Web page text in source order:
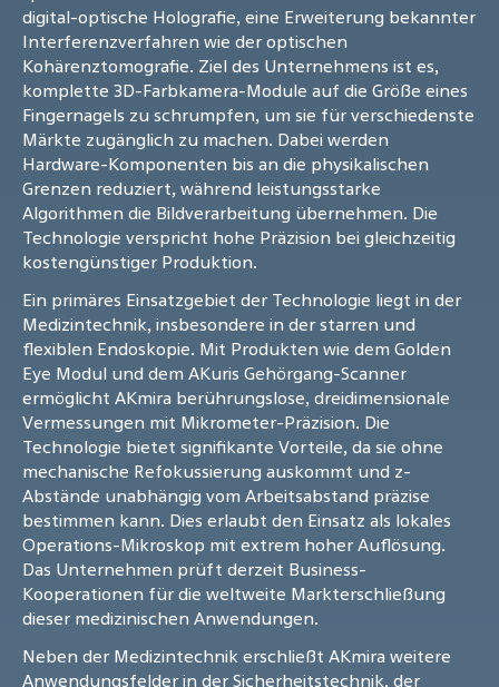
digital-optische Holografie, eine Erweiterung bekannter
Interferenzverfahren wie der optischen
Kohärenztomografie. Ziel des Unternehmens ist es,
komplette 3D-Farbkamera-Module auf die Größe eines
Fingernagels zu schrumpfen, um sie für verschiedenste
Märkte zugänglich zu machen. Dabei werden
Hardware-Komponenten bis an die physikalischen
Grenzen reduziert, während leistungsstarke
Algorithmen die Bildverarbeitung übernehmen. Die
Technologie verspricht hohe Präzision bei gleichzeitig
kostengünstiger Produktion.
Ein primäres Einsatzgebiet der Technologie liegt in der
Medizintechnik, insbesondere in der starren und
flexiblen Endoskopie. Mit Produkten wie dem Golden
Eye Modul und dem AKuris Gehörgang-Scanner
ermöglicht AKmira berührungslose, dreidimensionale
Vermessungen mit Mikrometer-Präzision. Die
Technologie bietet signifikante Vorteile, da sie ohne
mechanische Refokussierung auskommt und z-
Abstände unabhängig vom Arbeitsabstand präzise
bestimmen kann. Dies erlaubt den Einsatz als lokales
Operations-Mikroskop mit extrem hoher Auflösung.
Das Unternehmen prüft derzeit Business-
Kooperationen für die weltweite Markterschließung
dieser medizinischen Anwendungen.
Neben der Medizintechnik erschließt AKmira weitere
Anwendungsfelder in der Sicherheitstechnik, der